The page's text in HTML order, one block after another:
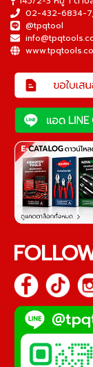
02-432-6834-7,
@tpqtool